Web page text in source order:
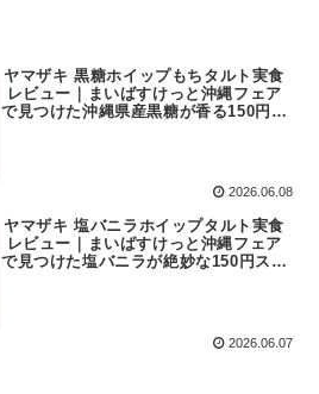
ヤマザキ 黒糖ホイップもちタルト実食
レビュー｜まいばすけっと沖縄フェア
で見つけた沖縄県産黒糖が香る150円ス
2026.06.08
ヤマザキ 塩バニラホイップタルト実食
レビュー｜まいばすけっと沖縄フェア
で見つけた塩バニラが絶妙な150円スイ
2026.06.07